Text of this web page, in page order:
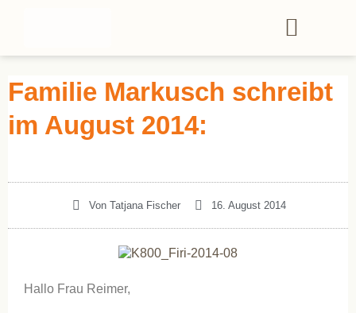
Familie Markusch schreibt
im August 2014:
Von Tatjana Fischer 16. August 2014
Hallo Frau Reimer,